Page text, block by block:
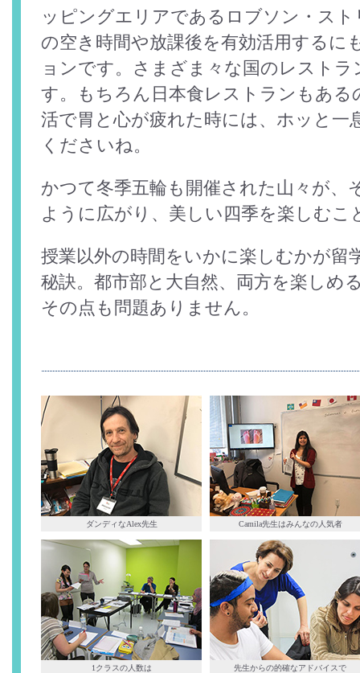
ッピングエリアであるロブソン・ス
の空き時間や放課後を有効活用するに
ョンです。さまざま々な国のレスト
す。もちろん日本食レストランもある
活で胃と心が疲れた時には、ホッと一
くださいね。
かつて冬季五輪も開催された山々が、
ように広がり、美しい四季を楽しむこ
授業以外の時間をいかに楽しむかが留
秘訣。都市部と大自然、両方を楽しめ
その点も問題ありません。
ダンディなAlex先生 Camila先生はみんなの人気者
1クラスの人数は
先生からの的確なアドバイスで